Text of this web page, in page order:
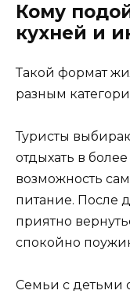
Кому
кухней и
Такой формат
разным
Туристы
отдыхать в
возможность
питание. После
приятно
спокойно
Семьи с детьми